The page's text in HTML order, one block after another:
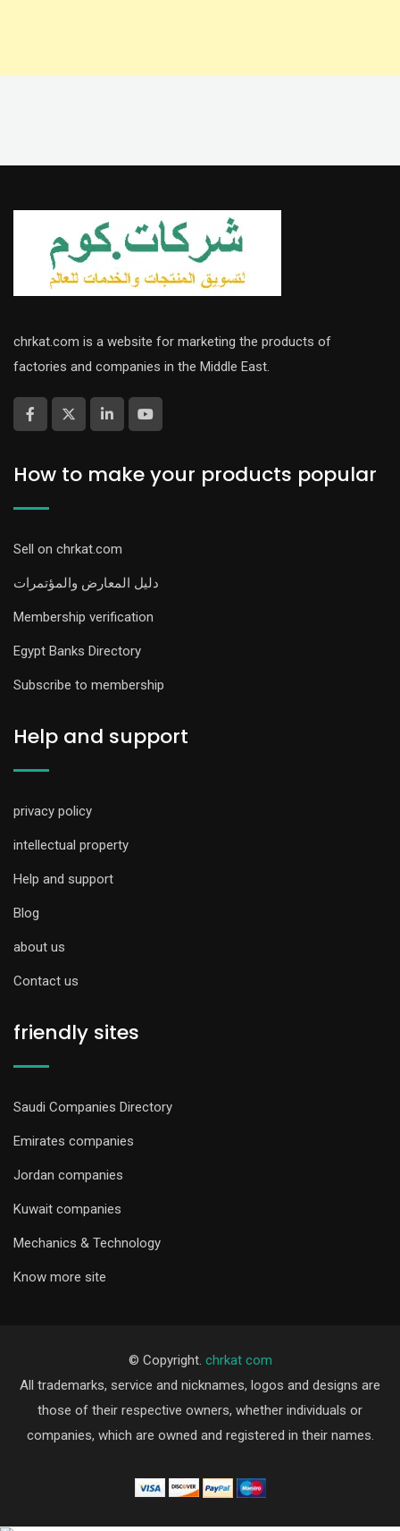
chrkat.com is a website for marketing the products of
factories and companies in the Middle East.
How to make your products popular
Sell on chrkat.com
دليل المعارض والمؤتمرات
Membership verification
Egypt Banks Directory
Subscribe to membership
Help and support
privacy policy
intellectual property
Help and support
Blog
about us
Contact us
friendly sites
Saudi Companies Directory
Emirates companies
Jordan companies
Kuwait companies
Mechanics & Technology
Know more site
© Copyright. chrkat com
All trademarks, service and nicknames, logos and designs are
those of their respective owners, whether individuals or
companies, which are owned and registered in their names.